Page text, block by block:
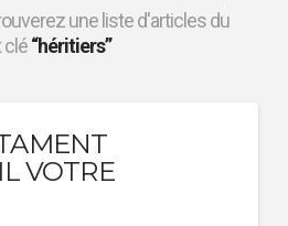
une liste d'articles du
clé“héritiers”
VOTRE